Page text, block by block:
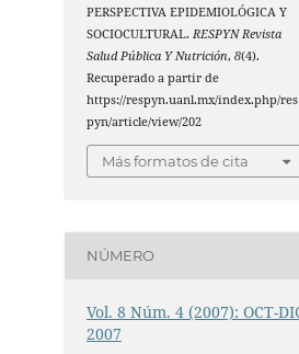
PERSPECTIVA EPIDEMIOLÓGICA Y
SOCIOCULTURAL.RESPYN Revista
Salud Pública Y Nutrición,8(4).
Recuperado a partir de
https://respyn.uanl.mx/index.php/res
pyn/article/view/202
Más formatos de cita
NÚMERO
Vol. 8 Núm. 4 (2007): OCT-
2007